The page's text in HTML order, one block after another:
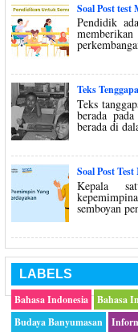
Soal Post test
Pendidik
Teks
Teks
berada
berada di
Soal Post
Kepala
semboyan
LABELS
Bahasa Indonesia
Bahasa
Budaya Banyumasan